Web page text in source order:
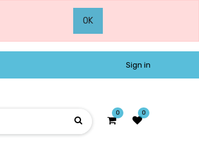
OK
Sign in
0 0